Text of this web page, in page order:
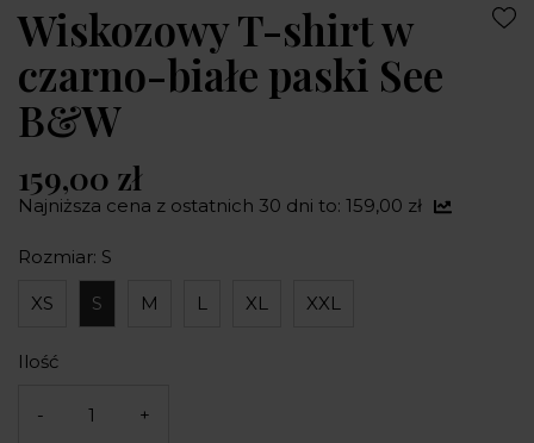
Wiskozowy T-shirt w
czarno-białe paski See
B&W
159,00 zł
Najniższa cena z ostatnich 30 dni to: 159,00 zł
Rozmiar: S
XS S M L XL XXL
Ilość
- +